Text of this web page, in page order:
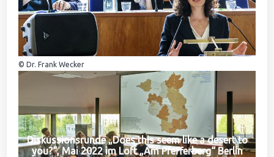
© Dr. Frank Wecker
Diskussionsrunde „Does this seem like a desert to
you?“, Mai 2022 im Loft „Am Pfefferberg“ Berlin